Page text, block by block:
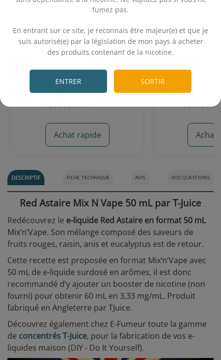
fumez pas.
En entrant sur ce site, je reconnais être majeur(e) et que je
suis autorisé(e) par la législation de mon pays à acheter
des produits contenant de la nicotine.
ENTRER SORTIR
Heisenberg 50 mL - Vampire
Vape
19,90€
7 avis
Achat rapide
Booster
Achat
DESCRIPTIF FICHE TECHNIQUE AVIS VOS QUESTIONS
Red Astaire Mix N Vape 50 mL par T-Juice
Redécouvrez le e-liquide Red Astaire en format 50 mL
Mix’n’Vape. Son mélange composé des saveurs de
fruits rouges, raisin, anis et eucalyptus est de retour.
Cette recette est proposée en format Mix’n’Vape avec
50 mL de e-liquide surdosé en arômes, il est donc
recommandé d’y ajouter un booster de nicotine (non
fourni) pour obtenir 60 mL en 3,33 mg/mL. Produit
fabriqué en Angleterre par TJuice.
Découvrez également chez E-Fumeur toute la gamme
de concentrés T-Juice, pour la fabrication de vos e-
liquides maison (DIY - Do It Yourself).